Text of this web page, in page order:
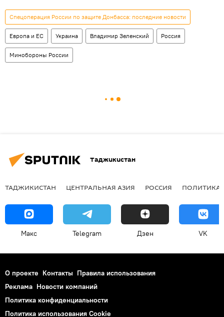
Спецоперация России по защите Донбасса: последние новости
Европа и ЕС Украина Владимир Зеленский Россия
Минобороны России
Таджикистан
ТАДЖИКИСТАН ЦЕНТРАЛЬНАЯ АЗИЯ РОССИЯ ПОЛИТИКА
Макс Telegram Дзен VK
О проекте Контакты Правила использования
Реклама Новости компаний
Политика конфиденциальности
Политика использования Cookie